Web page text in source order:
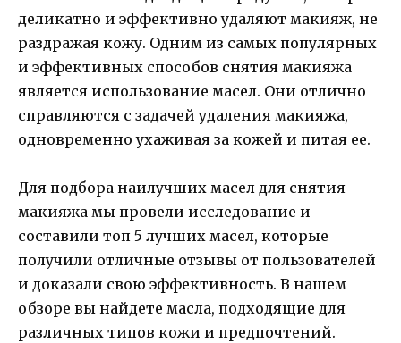
деликатно и эффективно удаляют макияж, не
раздражая кожу. Одним из самых популярных
и эффективных способов снятия макияжа
является использование масел. Они отлично
справляются с задачей удаления макияжа,
одновременно ухаживая за кожей и питая ее.
Для подбора наилучших масел для снятия
макияжа мы провели исследование и
составили топ 5 лучших масел, которые
получили отличные отзывы от пользователей
и доказали свою эффективность. В нашем
обзоре вы найдете масла, подходящие для
различных типов кожи и предпочтений.